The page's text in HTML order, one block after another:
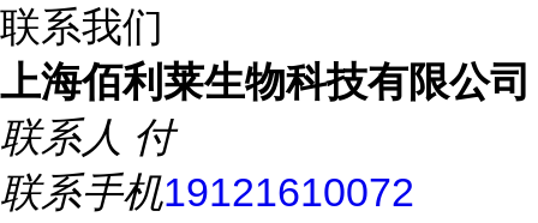
联系我们
上海佰利莱生物科技有限公司
联系人 付
联系手机19121610072